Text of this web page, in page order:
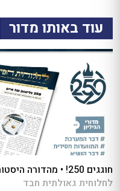
עוד באותו מדור
חוגגים 250! • מהדורה היסטורית של מגזין 'לחלוחית חסידית'
לחלוחית גאולתית חבד